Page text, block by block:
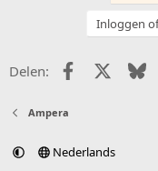
Inloggen
Delen: Facebook
X
Ampera
Nederlands